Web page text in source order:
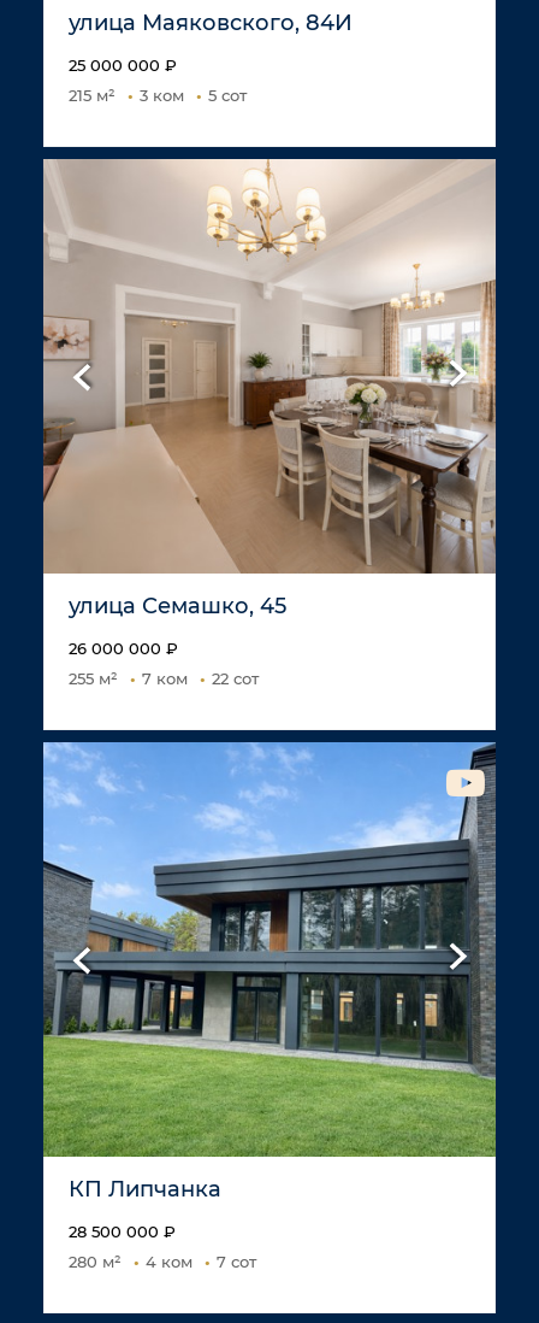
улица Маяковского, 84И
25 000 000 ₽
215 м²
3 ком 5 сот
улица Семашко, 45
26 000 000 ₽
255 м²
7 ком 22 сот
КП Липчанка
28 500 000 ₽
280 м²
4 ком 7 сот